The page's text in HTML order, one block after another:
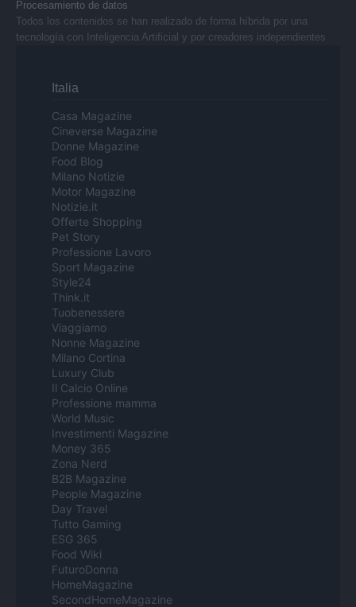
Procesamiento de datos
Todos los contenidos se han realizado de forma híbrida por una
tecnología con Inteligencia Artificial y por creadores independientes
Italia
Casa Magazine
Cineverse Magazine
Donne Magazine
Food Blog
Milano Notizie
Motor Magazine
Notizie.it
Offerte Shopping
Pet Story
Professione Lavoro
Sport Magazine
Style24
Think.it
Tuobenessere
Viaggiamo
Nonne Magazine
Milano Cortina
Luxury Club
Il Calcio Online
Professione mamma
World Music
Investimenti Magazine
Money 365
Zona Nerd
B2B Magazine
People Magazine
Day Travel
Tutto Gaming
ESG 365
Food Wiki
FuturoDonna
HomeMagazine
SecondHomeMagazine